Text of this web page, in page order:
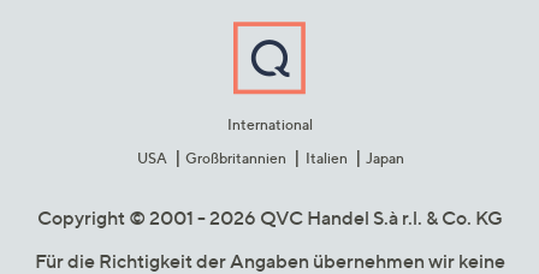
International
USA
Großbritannien Italien Japan
Copyright © 2001 - 2026 QVC Handel S.à r.l. & Co. KG
Für die Richtigkeit der Angaben übernehmen wir keine